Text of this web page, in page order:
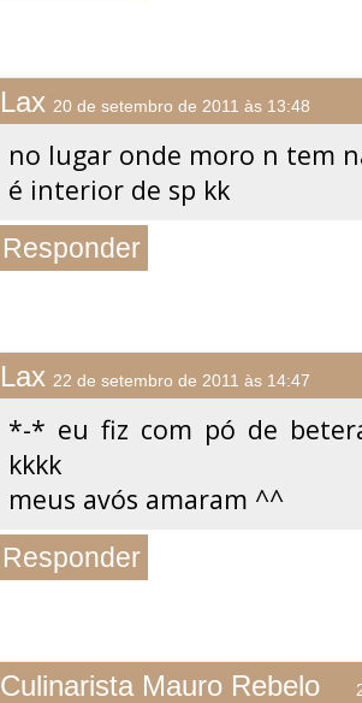
Lax 20 de setembro de 2011 às 13:48
no lugar onde moro n tem
é interior de sp kk
Responder
Lax 22 de setembro de 2011 às 14:47
*-* eu fiz com pó de
kkkk
meus avós amaram ^^
Responder
Culinarista Mauro Rebelo